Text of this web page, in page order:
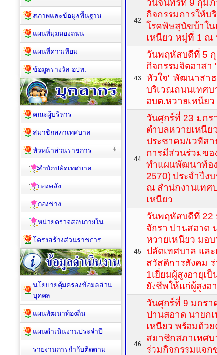
42
วันจันทร์ที่ 9 กุม
กิจกรรมการให้บ
โรคพิษสุนัขบ้าใ
เหนียว หมู่ที่ 1 ณ
43
วันพฤหัสบดีที่ 5
กิจกรรมจิตอาสา
หัวใจ" พัฒนาสา
บริเวณถนนเทศบ
อบต.หวายเหนีย
44
วันศุกร์ที่ 23 มกร
ตำบลหวายเหนีย
ประชาคม/เวทีส
การมีส่วนร่วมขอ
ทำแผนพัฒนาท้อ
2570) ประจำปีง
ณ สำนักงานเทศ
เหนียว
45
วันพฤหัสบดีที่ 22
จักรา ปานสอาด
หวายเหนียว มอ
ปลัดเทศบาล แล
สวัสดิการสังคม
1เยี่ยมผู้สูงอายุเ
ยังชีพให้แก่ผู้สูงอ
46
วันศุกร์ที่ 9 มกรา
ปานสอาด นายก
เหนียว พร้อมด้ว
สมาชิกสภาเทศบ
ร่วมกิจกรรมแจก
สภาพและข้อมูลพื้นฐาน
แผนที่มุมมองถนน
แผนที่ดาวเทียม
ข้อมูลรางวัล อปท.
คณะผู้บริหาร
สมาชิกสภาเทศบาล
หัวหน้าส่วนราชการ
สำนักปลัดเทศบาล
กองคลัง
กองช่าง
หน่วยตรวจสอบภายใน
โครงสร้างส่วนราชการ
นโยบายคุ้มครองข้อมูลส่วน
บุคคล
แผนพัฒนาท้องถิ่น
แผนดำเนินงานประจำปี
รายงานการกำกับติดตาม